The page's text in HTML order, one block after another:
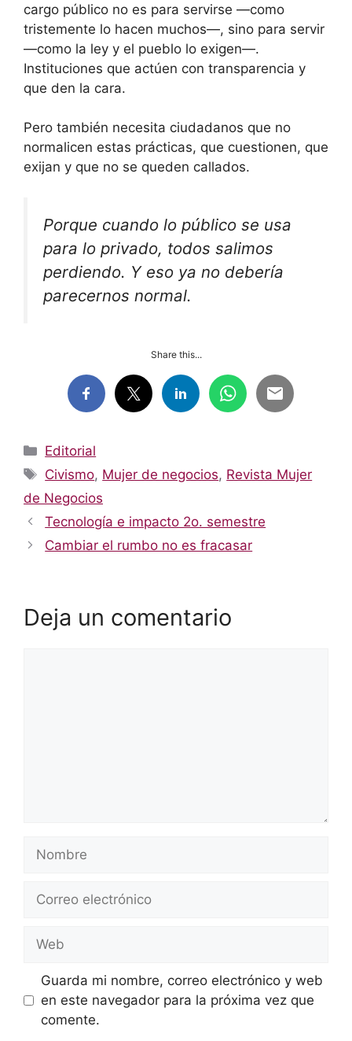
cargo público no es para servirse —como
tristemente lo hacen muchos—, sino para servir
—como la ley y el pueblo lo exigen—.
Instituciones que actúen con transparencia y
que den la cara.
Pero también necesita ciudadanos que no
normalicen estas prácticas, que cuestionen, que
exijan y que no se queden callados.
Porque cuando lo público se usa
para lo privado, todos salimos
perdiendo. Y eso ya no debería
parecernos normal.
Share this...
Categorías
Editorial
Etiquetas
Civismo, Mujer de negocios, Revista Mujer
de Negocios
Tecnología e impacto 2o. semestre
Cambiar el rumbo no es fracasar
Deja un comentario
electrónico
Guarda mi nombre, correo electrónico y web
en este navegador para la próxima vez que
comente.